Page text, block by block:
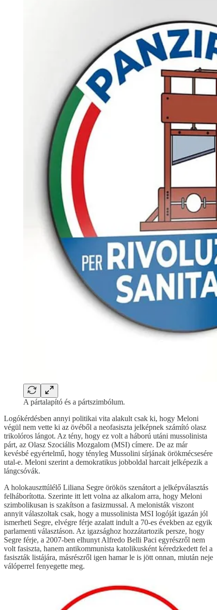
A pártalapító és a pártszimbólum.
Logókérdésben annyi politikai vita alakult csak ki, hogy Meloni
végül nem vette ki az övéből a neofasiszta jelképnek számító olasz
trikolóros lángot. Az tény, hogy ez volt a háború utáni mussolinista
párt, az Olasz Szociális Mozgalom (MSI) címere. De az már
kevésbé egyértelmű, hogy tényleg Mussolini sírjának örökmécsesére
utal-e. Meloni szerint a demokratikus jobboldal harcait jelképezik a
lángcsóvák.
A holokauszttúlélő Liliana Segre örökös szenátort a jelképválasztás
felháborította. Szerinte itt lett volna az alkalom arra, hogy Meloni
szimbolikusan is szakítson a fasizmussal. A melonisták viszont
annyit válaszoltak csak, hogy a mussolinista MSI logóját igazán jól
ismerheti Segre, elvégre férje azalatt indult a 70-es években az egyik
parlamenti választáson. Az igazsághoz hozzátartozik persze, hogy
Segre férje, a 2007-ben elhunyt Alfredo Belli Paci egyrészről nem
volt fasiszta, hanem antikommunista katolikusként kéredzkedett fel a
fasiszták listájára, másrészről igen hamar le is jött onnan, miután neje
válóperrel fenyegette meg.